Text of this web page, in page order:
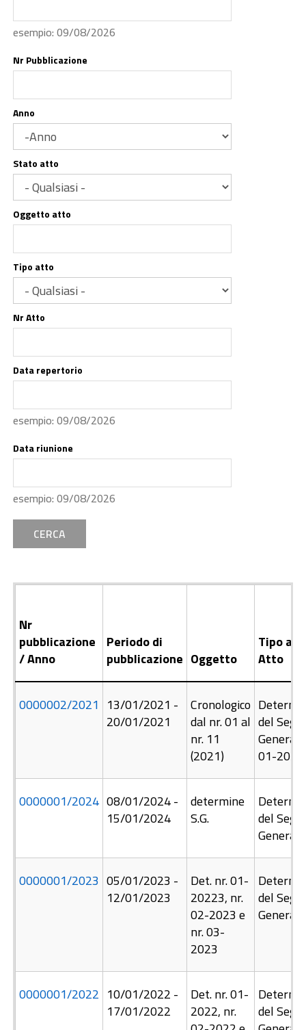
Data
esempio: 09/08/2026
Nr Pubblicazione
Anno
Stato atto
Oggetto atto
Tipo atto
Nr Atto
Data repertorio
Data
esempio: 09/08/2026
Data riunione
Data
esempio: 09/08/2026
CERCA
Nr
pubblicazione
/ Anno
Periodo di
pubblicazione Oggetto
Tipo
Atto
0000002/2021 13/01/2021 -
20/01/2021
Cronologico
dal nr. 01 al
nr. 11
(2021)
del
Generale
01-2021
0000001/2024 08/01/2024-
15/01/2024
determine
S.G.
del
Generale
0000001/2023 05/01/2023 -
12/01/2023
Det. nr. 01-
20223, nr.
02-2023 e
nr. 03-
2023
del
Generale
0000001/2022 10/01/2022 -
17/01/2022
Det. nr. 01-
2022, nr.
del